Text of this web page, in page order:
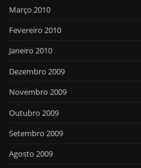
Março 2010
Fevereiro 2010
Janeiro 2010
Dezembro 2009
Novembro 2009
Outubro 2009
Setembro 2009
Agosto 2009